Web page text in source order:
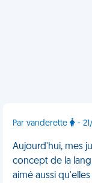
Par vanderette -
Aujourd'hui, mes
concept de la
aimé aussi